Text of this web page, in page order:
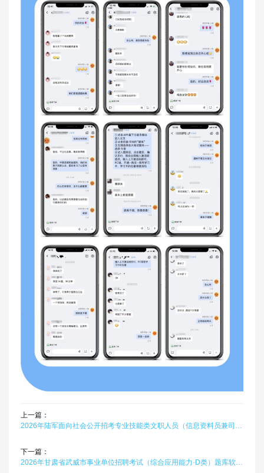
上一篇：
2026年陆军面向社会公开招考专业技能类文职人员（信息资料员兼司机）题库软件题引力
下一篇：
2026年甘肃省武威市事业单位招聘考试（综合应用能力·D类）题库软件题引力